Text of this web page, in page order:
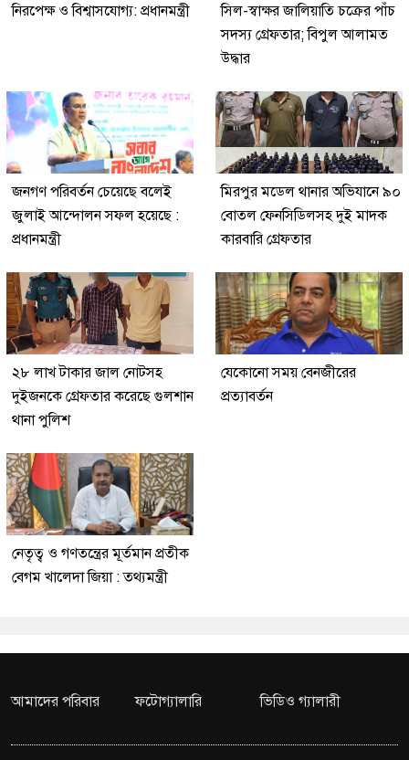
নিরপেক্ষ ও বিশ্বাসযোগ্য: প্রধানমন্ত্রী
সিল-স্বাক্ষর জালিয়াতি চক্রের পাঁচ
সদস্য গ্রেফতার; বিপুল আলামত
উদ্ধার
জনগণ পরিবর্তন চেয়েছে বলেই
জুলাই আন্দোলন সফল হয়েছে :
প্রধানমন্ত্রী
মিরপুর মডেল থানার অভিযানে ৯০
বোতল ফেনসিডিলসহ দুই মাদক
কারবারি গ্রেফতার
২৮ লাখ টাকার জাল নোটসহ
দুইজনকে গ্রেফতার করেছে গুলশান
থানা পুলিশ
যেকোনো সময় বেনজীরের
প্রত্যাবর্তন
নেতৃত্ব ও গণতন্ত্রের মূর্তমান প্রতীক
বেগম খালেদা জিয়া : তথ্যমন্ত্রী
আমাদের পরিবার ফটোগ্যালারি ভিডিও গ্যালারী